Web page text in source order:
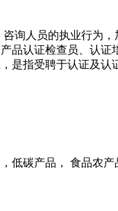
询人员的执业行为
品认证检查员、认
是指受聘于认证及
低碳产品， 食品农